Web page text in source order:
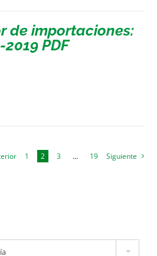
de importaciones:
2019 PDF
1 2 3 … 19 Siguiente